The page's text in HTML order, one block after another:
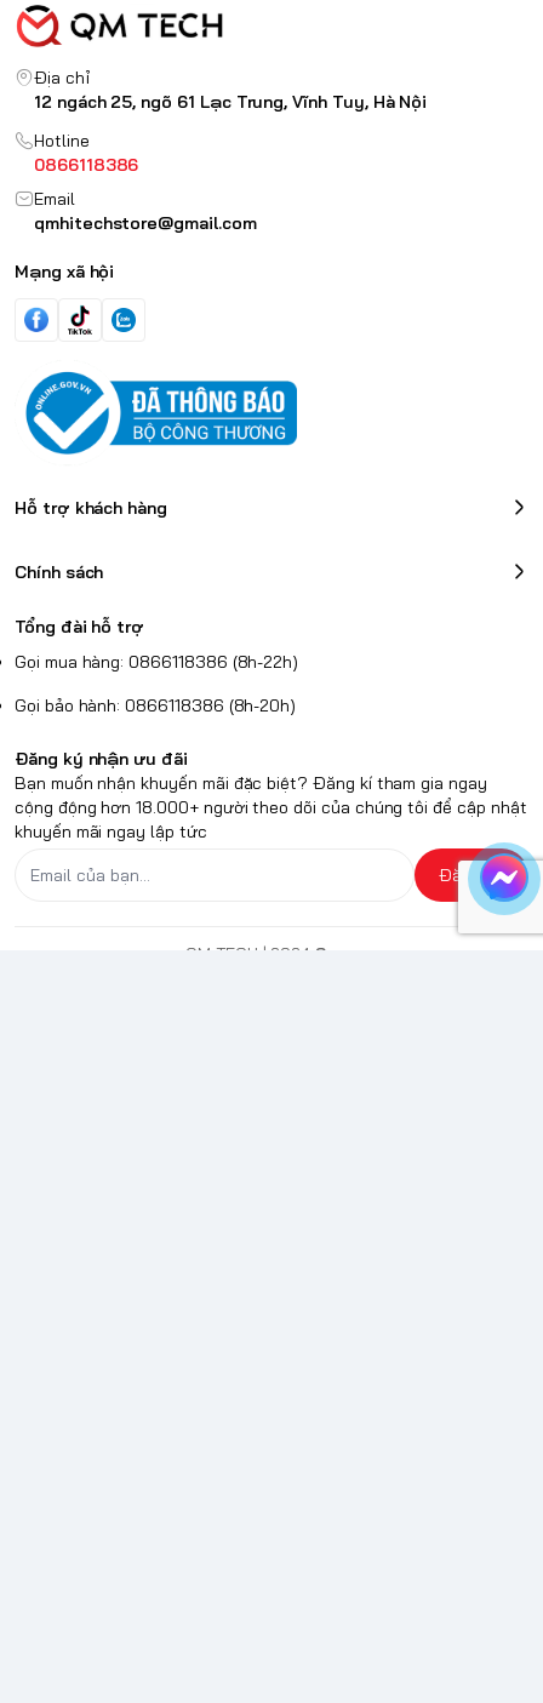
Địa chỉ
12 ngách 25, ngõ 61 Lạc Trung, Vĩnh Tuy, Hà Nội
Hotline
0866118386
Email
qmhitechstore@gmail.com
Mạng xã hội
Hỗ trợ khách hàng
Chính sách
Tổng đài hỗ trợ
Gọi mua hàng: 0866118386 (8h-22h)
Gọi bảo hành: 0866118386 (8h-20h)
Đăng ký nhận ưu đãi
Bạn muốn nhận khuyến mãi đặc biệt? Đăng kí tham gia ngay
cộng động hơn 18.000+ người theo dõi của chúng tôi để cập nhật
khuyến mãi ngay lập tức
Đăng ký
QM TECH | 2024 Sapo